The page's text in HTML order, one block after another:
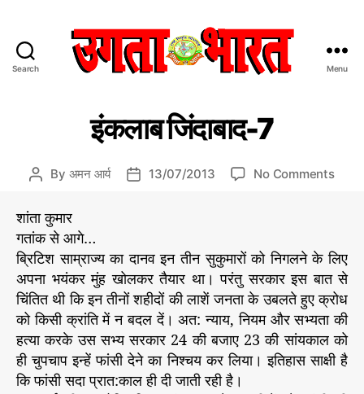
Search
ता
भा
त
मा
चा
र
प
त्र
Menu
r
i
e
s
सं
पा
द
की
य
इंकलाब जिंदाबाद-7
P
s
t
a
u
t
h
o
r
By अमन आर्य
P
a
t
e
13/07/2013 No Commentso
ब
जिं
दा
बा
द
-
7
शांता कुमार
गतांक से आगे…
ब्रिटिश साम्राज्य का दानव इन तीन सुकुमारों को निगलने के लिए
अपना भयंकर मुंह खोलकर तैयार था। परंतु सरकार इस बात से
चिंतित थी कि इन तीनों शहीदों की लाशें जनता के उबलते हुए क्रोध
को किसी क्रांति में न बदल दें। अत: न्याय, नियम और सभ्यता की
हत्या करके उस सभ्य सरकार 24 की बजाए 23 की सांयकाल को
ही चुपचाप इन्हें फांसी देने का निश्चय कर लिया। इतिहास साक्षी है
कि फांसी सदा प्रात:काल ही दी जाती रही है।